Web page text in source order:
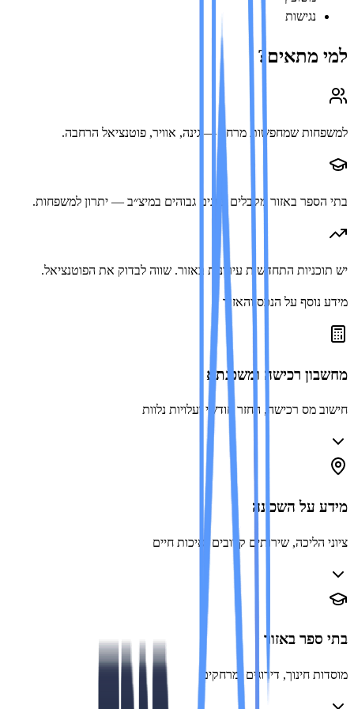
נגישות
מתאים?
שמחפשות מרחב — גינה, אוויר, פוטנציאל הרחבה.
באזור מקבלים ציונים גבוהים במיצ״ב — יתרון למשפחות.
התחדשות עירונית באזור. שווה לבדוק את הפוטנציאל.
על הנכס והאזור
רכישה ומשכנתא
מס רכישה, החזר חודשי ועלויות נלוות
על השכונה
הליכה, שירותים קרובים ואיכות חיים
באזור
חינוך, דירוגים ומרחקים